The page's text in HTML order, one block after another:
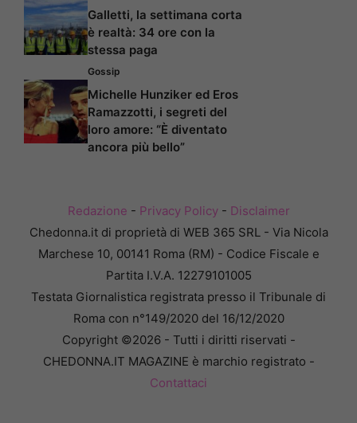
Galletti, la settimana corta
è realtà: 34 ore con la
stessa paga
Gossip
Michelle Hunziker ed Eros
Ramazzotti, i segreti del
loro amore: “È diventato
ancora più bello”
Redazione - Privacy Policy- Disclaimer
Chedonna.it di proprietà di WEB 365 SRL - Via Nicola
Marchese 10, 00141 Roma (RM) - Codice Fiscale e
Partita I.V.A. 12279101005
Testata Giornalistica registrata presso il Tribunale di
Roma con n°149/2020 del 16/12/2020
Copyright ©2026 - Tutti i diritti riservati -
CHEDONNA.IT MAGAZINE è marchio registrato -
Contattaci